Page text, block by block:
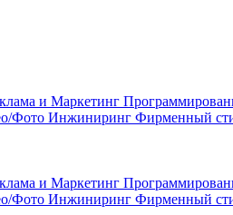
и Маркетинг
Фото Инжиниринг Фирменный
и Маркетинг
Фото Инжиниринг Фирменный